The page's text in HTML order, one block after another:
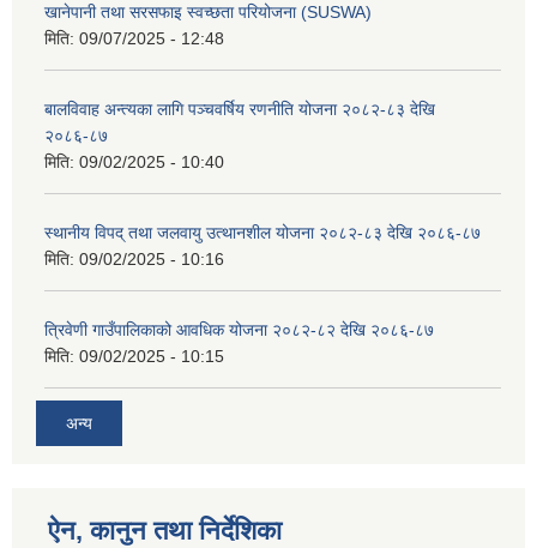
खानेपानी तथा सरसफाइ स्वच्छता परियोजना (SUSWA)
मिति: 09/07/2025 - 12:48
बालविवाह अन्त्यका लागि पञ्चवर्षिय रणनीति योजना २०८२-८३ देखि
२०८६-८७
मिति: 09/02/2025 - 10:40
स्थानीय विपद् तथा जलवायु उत्थानशील योजना २०८२-८३ देखि २०८६-८७
मिति: 09/02/2025 - 10:16
त्रिवेणी गाउँपालिकाको आवधिक योजना २०८२-८२ देखि २०८६-८७
मिति: 09/02/2025 - 10:15
अन्य
ऐन, कानुन तथा निर्देशिका